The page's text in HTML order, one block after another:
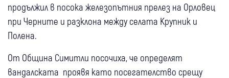
продължил в посока железопътния прелез на Орловец
при Черните и разклона между селата Крупник и
Полена.
От Община Симитли посочиха, че определят
вандалската проявя като посегателство срещу